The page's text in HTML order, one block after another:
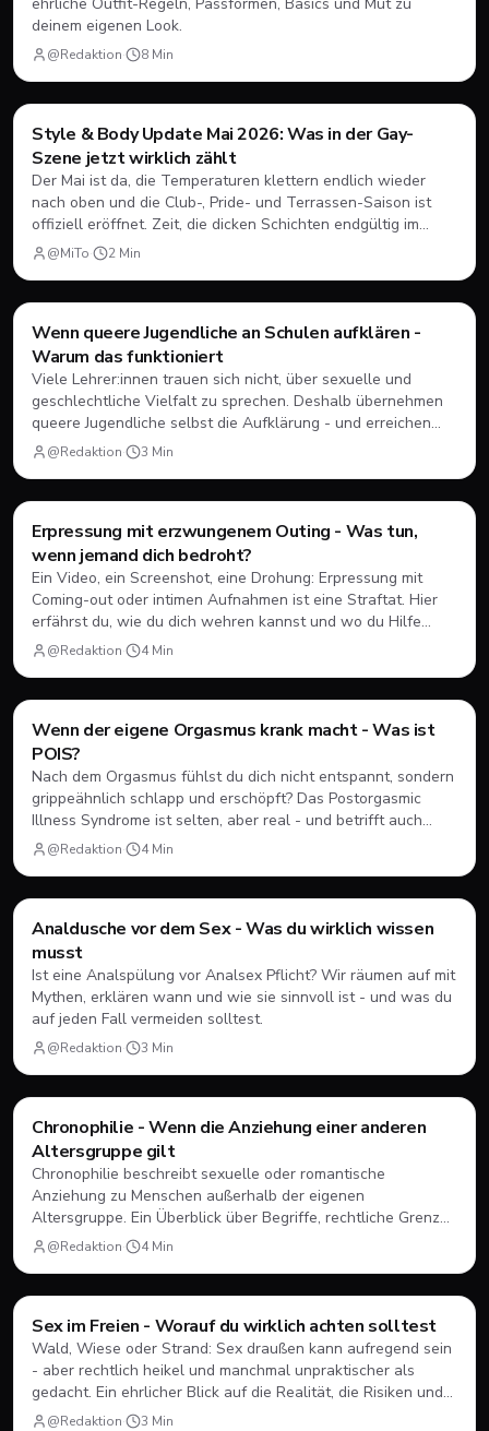
deinem eigenen Look.
@Redaktion· 8 Min
Style & Body
Style & Body Update Mai 2026: Was in der Gay-
Szene jetzt wirklich zählt
Der Mai ist da, die Temperaturen klettern endlich wieder
nach oben und die Club-, Pride- und Terrassen-Saison ist
offiziell eröffnet. Zeit, die dicken Schichten endgültig im
Schrank zu verstauen! Aber was ist im Frühsommer 2026
eigentlich angesagt? Wir werfen einen Blick auf die
solltest.
@MiTo· 2 Min
Style & Body
Wenn queere Jugendliche an Schulen aufklären -
Warum das funktioniert
Viele Lehrer:innen trauen sich nicht, über sexuelle und
geschlechtliche Vielfalt zu sprechen. Deshalb übernehmen
queere Jugendliche selbst die Aufklärung - und erreichen
damit mehr als jeder Lehrplan.
@Redaktion· 3 Min
Style & Body
Erpressung mit erzwungenem Outing - Was tun,
wenn jemand dich bedroht?
Ein Video, ein Screenshot, eine Drohung: Erpressung mit
Coming-out oder intimen Aufnahmen ist eine Straftat. Hier
erfährst du, wie du dich wehren kannst und wo du Hilfe
bekommst.
@Redaktion· 4Min
Style & Body
Wenn der eigene Orgasmus krank macht - Was ist
POIS?
Nach dem Orgasmus fühlst du dich nicht entspannt, sondern
grippeähnlich schlapp und erschöpft? Das Postorgasmic
Illness Syndrome ist selten, aber real - und betrifft auch
junge Männer. Was dahintersteckt und was hilft.
@Redaktion· 4Min
Style & Body
Analdusche vor dem Sex - Was du wirklich wissen
musst
Ist eine Analspülung vor Analsex Pflicht? Wir räumen auf mit
Mythen, erklären wann und wie sie sinnvoll ist - und was du
auf jeden Fall vermeiden solltest.
@Redaktion· 3 Min
Style & Body
Chronophilie - Wenn die Anziehung einer anderen
Altersgruppe gilt
Chronophilie beschreibt sexuelle oder romantische
Anziehung zu Menschen außerhalb der eigenen
Altersgruppe. Ein Überblick über Begriffe, rechtliche Grenzen
und wo du Hilfe findest, wenn Gefühle dich überfordern.
@Redaktion· 4Min
Style & Body
Sex im Freien - Worauf du wirklich achten solltest
Wald, Wiese oder Strand: Sex draußen kann aufregend sein
- aber rechtlich heikel und manchmal unpraktischer als
gedacht. Ein ehrlicher Blick auf die Realität, die Risiken und
wie du dich schützt.
@Redaktion· 3 Min